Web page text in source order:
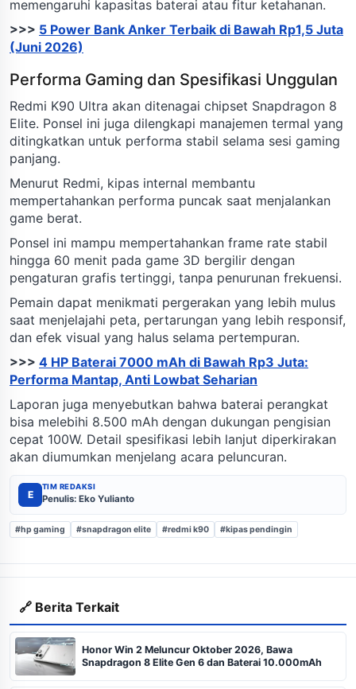
memengaruhi kapasitas baterai atau fitur ketahanan.
>>> 5 Power Bank Anker Terbaik di Bawah Rp1,5 Juta
(Juni 2026)
Performa Gaming dan Spesifikasi Unggulan
Redmi K90 Ultra akan ditenagai chipset Snapdragon 8
Elite. Ponsel ini juga dilengkapi manajemen termal yang
ditingkatkan untuk performa stabil selama sesi gaming
panjang.
Menurut Redmi, kipas internal membantu
mempertahankan performa puncak saat menjalankan
game berat.
Ponsel ini mampu mempertahankan frame rate stabil
hingga 60 menit pada game 3D bergilir dengan
pengaturan grafis tertinggi, tanpa penurunan frekuensi.
Pemain dapat menikmati pergerakan yang lebih mulus
saat menjelajahi peta, pertarungan yang lebih responsif,
dan efek visual yang halus selama pertempuran.
>>> 4 HP Baterai 7000 mAh di Bawah Rp3 Juta:
Performa Mantap, Anti Lowbat Seharian
Laporan juga menyebutkan bahwa baterai perangkat
bisa melebihi 8.500 mAh dengan dukungan pengisian
cepat 100W. Detail spesifikasi lebih lanjut diperkirakan
akan diumumkan menjelang acara peluncuran.
E
TIM REDAKSI
Penulis: Eko Yulianto
#hp gaming #snapdragon elite #redmi k90 #kipas pendingin
🔗 Berita Terkait
Honor Win 2 Meluncur Oktober 2026, Bawa
Snapdragon 8 Elite Gen 6 dan Baterai 10.000mAh